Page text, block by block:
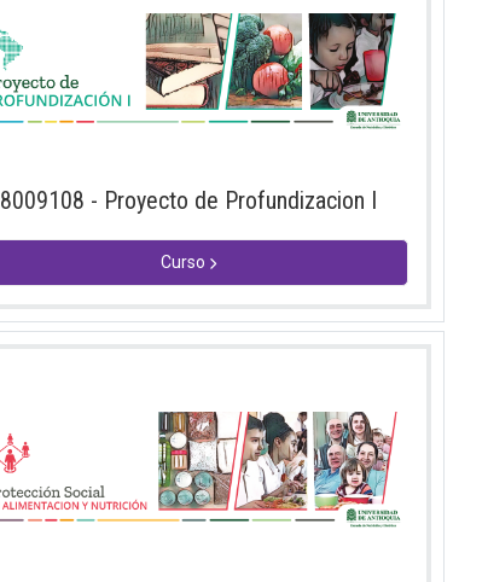
8009108 - Proyecto de Profundizacion I
Curso